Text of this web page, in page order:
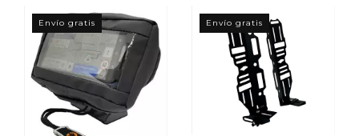
Envío gratis Envío gratis